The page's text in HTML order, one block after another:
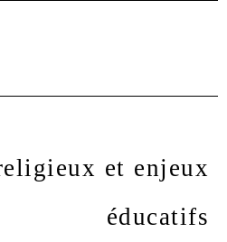
et enjeux
éducatifs